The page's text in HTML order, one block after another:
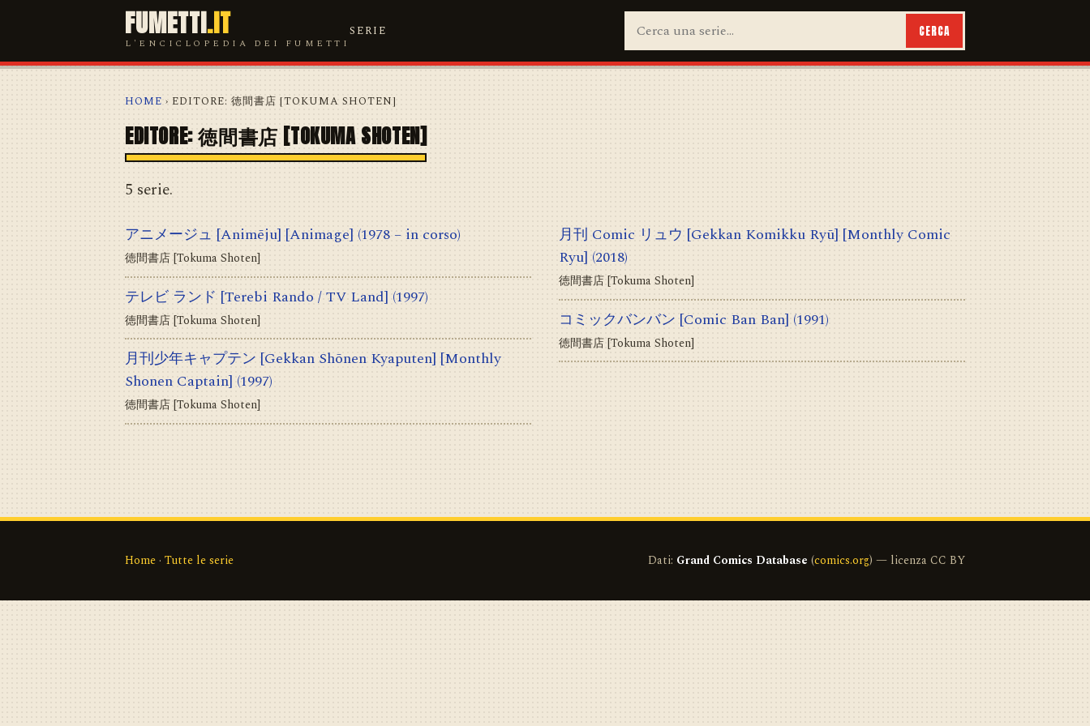
FUMETTI.IT
L'ENCICLOPEDIA DEI FUMETTI
SERIE CERCA
HOME › EDITORE: 徳間書店 [TOKUMA SHOTEN]
EDITORE: 徳間書店 [TOKUMA SHOTEN]
5 serie.
アニメージュ [Animēju] [Animage] (1978 – in corso)
徳間書店 [Tokuma Shoten]
テレビ ランド [Terebi Rando / TV Land] (1997)
徳間書店 [Tokuma Shoten]
月刊少年キャプテン [Gekkan Shōnen Kyaputen] [Monthly
Shonen Captain] (1997)
徳間書店 [Tokuma Shoten]
月刊 Comic リュウ [Gekkan Komikku Ryū] [Monthly Comic
Ryu] (2018)
徳間書店 [Tokuma Shoten]
コミックバンバン [Comic Ban Ban] (1991)
徳間書店 [Tokuma Shoten]
Home · Tutte le serie Dati: Grand Comics Database (comics.org) — licenza CC BY